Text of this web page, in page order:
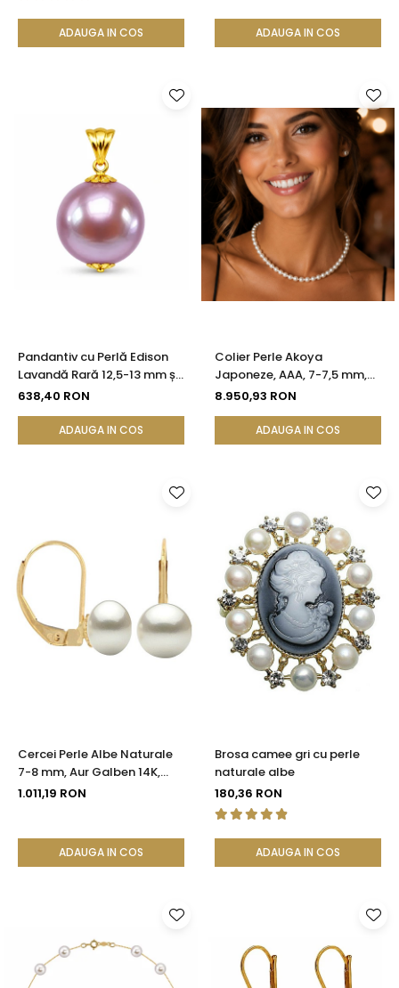
ADAUGA IN COS ADAUGA IN COS
Pandantiv cu Perlă Edison
Lavandă Rară 12,5-13 mm și
Aur Galben 14K (aur 585) |
638,40 RON
ADAUGA IN COS
Colier Perle Akoya
Japoneze, AAA, 7-7,5 mm,
Aur Alb 14K | KASKADDA®
8.950,93 RON
ADAUGA IN COS
Cercei Perle Albe Naturale
7-8 mm, Aur Galben 14K,
Formă Buton, Tortiță Închisă
1.011,19 RON
ADAUGA IN COS
Brosa camee gri cu perle
naturale albe
180,36 RON
ADAUGA IN COS